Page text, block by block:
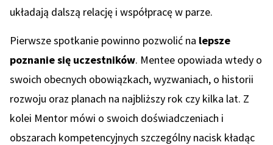
układają dalszą relację i współpracę w parze.
Pierwsze spotkanie powinno pozwolić na lepsze
poznanie się uczestników. Mentee opowiada wtedy o
swoich obecnych obowiązkach, wyzwaniach, o historii
rozwoju oraz planach na najbliższy rok czy kilka lat. Z
kolei Mentor mówi o swoich doświadczeniach i
obszarach kompetencyjnych szczególny nacisk kładąc